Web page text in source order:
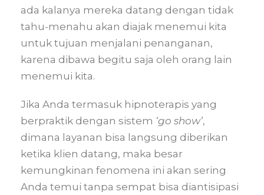
ada kalanya mereka datang dengan tidak
tahu-menahu akan diajak menemui kita
untuk tujuan menjalani penanganan,
karena dibawa begitu saja oleh orang lain
menemui kita.
Jika Anda termasuk hipnoterapis yang
berpraktik dengan sistem ‘go show’,
dimana layanan bisa langsung diberikan
ketika klien datang, maka besar
kemungkinan fenomena ini akan sering
Anda temui tanpa sempat bisa diantisipasi